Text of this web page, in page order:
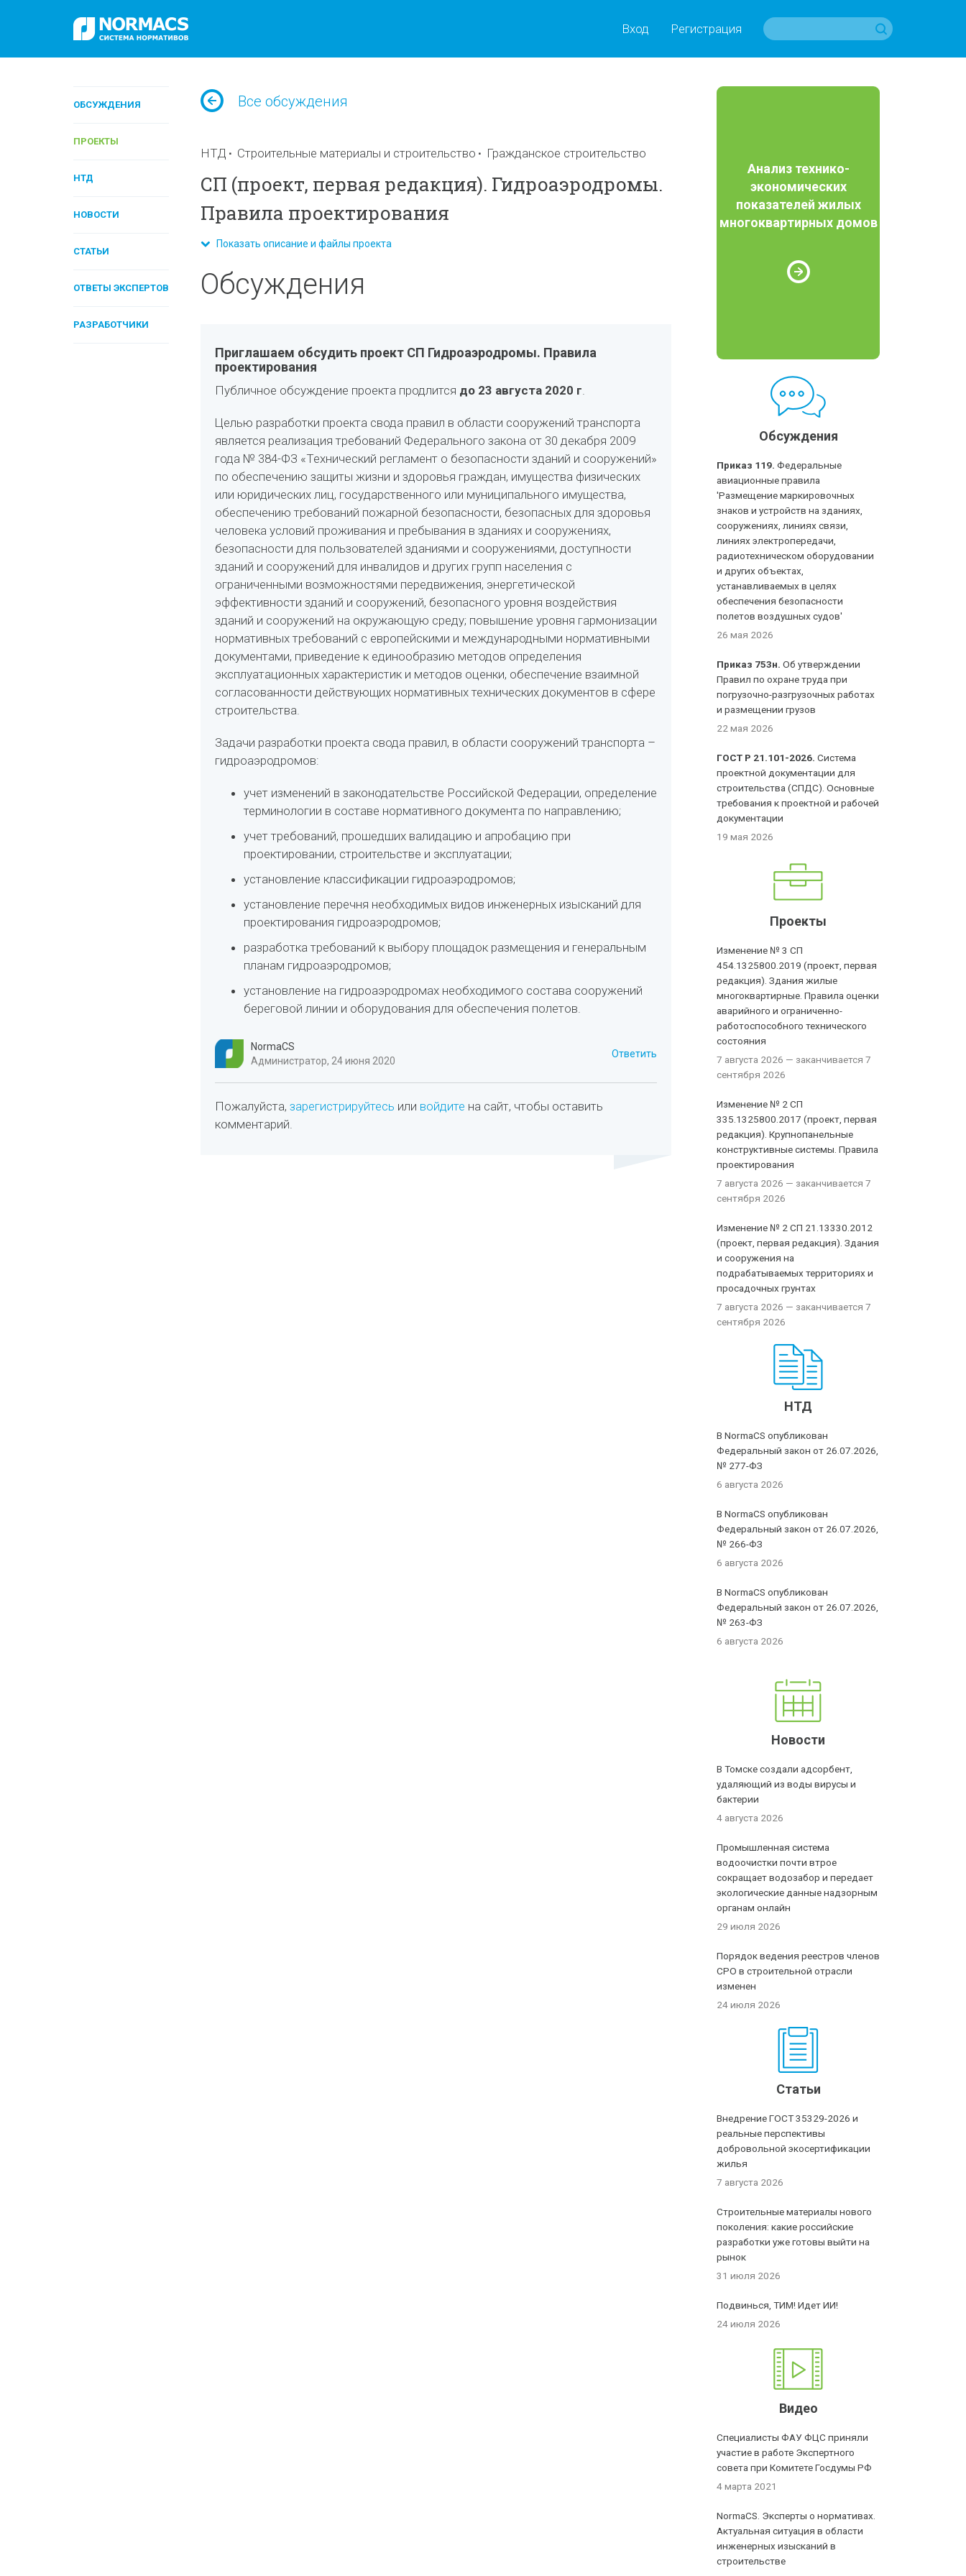
Вход Регистрация
ОБСУЖДЕНИЯ
ПРОЕКТЫ
НТД
НОВОСТИ
СТАТЬИ
ОТВЕТЫ ЭКСПЕРТОВ
РАЗРАБОТЧИКИ
Все обсуждения
НТД Строительные материалы и строительство Гражданское строительство
СП (проект, первая редакция). Гидроаэродромы.
Правила проектирования
Показать описание и файлы проекта
Обсуждения
Приглашаем обсудить проект СП Гидроаэродромы. Правила
проектирования
Публичное обсуждение проекта продлится до 23 августа 2020 г.
Целью разработки проекта свода правил в области сооружений транспорта
является реализация требований Федерального закона от 30 декабря 2009
года № 384-ФЗ «Технический регламент о безопасности зданий и сооружений»
по обеспечению защиты жизни и здоровья граждан, имущества физических
или юридических лиц, государственного или муниципального имущества,
обеспечению требований пожарной безопасности, безопасных для здоровья
человека условий проживания и пребывания в зданиях и сооружениях,
безопасности для пользователей зданиями и сооружениями, доступности
зданий и сооружений для инвалидов и других групп населения с
ограниченными возможностями передвижения, энергетической
эффективности зданий и сооружений, безопасного уровня воздействия
зданий и сооружений на окружающую среду; повышение уровня гармонизации
нормативных требований с европейскими и международными нормативными
документами, приведение к единообразию методов определения
эксплуатационных характеристик и методов оценки, обеспечение взаимной
согласованности действующих нормативных технических документов в сфере
строительства.
Задачи разработки проекта свода правил, в области сооружений транспорта –
гидроаэродромов:
учет изменений в законодательстве Российской Федерации, определение
терминологии в составе нормативного документа по направлению;
учет требований, прошедших валидацию и апробацию при
проектировании, строительстве и эксплуатации;
установление классификации гидроаэродромов;
установление перечня необходимых видов инженерных изысканий для
проектирования гидроаэродромов;
разработка требований к выбору площадок размещения и генеральным
планам гидроаэродромов;
установление на гидроаэродромах необходимого состава сооружений
береговой линии и оборудования для обеспечения полетов.
NormaCS
Администратор, 24 июня 2020
Ответить
Пожалуйста, зарегистрируйтесь или войдите на сайт, чтобы оставить
комментарий.
Анализ технико-
экономических
показателей жилых
многоквартирных домов
Обсуждения
Приказ 119. Федеральные
авиационные правила
'Размещение маркировочных
знаков и устройств на зданиях,
сооружениях, линиях связи,
линиях электропередачи,
радиотехническом оборудовании
и других объектах,
устанавливаемых в целях
обеспечения безопасности
полетов воздушных судов'
26 мая 2026
Приказ 753н. Об утверждении
Правил по охране труда при
погрузочно-разгрузочных работах
и размещении грузов
22 мая 2026
ГОСТ Р 21.101-2026. Система
проектной документации для
строительства (СПДС). Основные
требования к проектной и рабочей
документации
19 мая 2026
Проекты
Изменение № 3 СП
454.1325800.2019 (проект, первая
редакция). Здания жилые
многоквартирные. Правила оценки
аварийного и ограниченно-
работоспособного технического
состояния
7 августа 2026 — заканчивается 7
сентября 2026
Изменение № 2 СП
335.1325800.2017 (проект, первая
редакция). Крупнопанельные
конструктивные системы. Правила
проектирования
7 августа 2026 — заканчивается 7
сентября 2026
Изменение № 2 СП 21.13330.2012
(проект, первая редакция). Здания
и сооружения на
подрабатываемых территориях и
просадочных грунтах
7 августа 2026 — заканчивается 7
сентября 2026
НТД
В NormaCS опубликован
Федеральный закон от 26.07.2026,
№ 277-ФЗ
6 августа 2026
В NormaCS опубликован
Федеральный закон от 26.07.2026,
№ 266-ФЗ
6 августа 2026
В NormaCS опубликован
Федеральный закон от 26.07.2026,
№ 263-ФЗ
6 августа 2026
Новости
В Томске создали адсорбент,
удаляющий из воды вирусы и
бактерии
4 августа 2026
Промышленная система
водоочистки почти втрое
сокращает водозабор и передает
экологические данные надзорным
органам онлайн
29 июля 2026
Порядок ведения реестров членов
СРО в строительной отрасли
изменен
24 июля 2026
Статьи
Внедрение ГОСТ 35329-2026 и
реальные перспективы
добровольной экосертификации
жилья
7 августа 2026
Строительные материалы нового
поколения: какие российские
разработки уже готовы выйти на
рынок
31 июля 2026
Подвинься, ТИМ! Идет ИИ!
24 июля 2026
Видео
Специалисты ФАУ ФЦС приняли
участие в работе Экспертного
совета при Комитете Госдумы РФ
4 марта 2021
NormaCS. Эксперты о нормативах.
Актуальная ситуация в области
инженерных изысканий в
строительстве